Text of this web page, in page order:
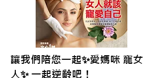
讓我們陪您一起✨愛媽咪 寵女
人✨ 一起逆齡吧！